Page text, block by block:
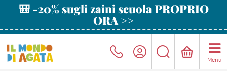
🎒 -20% sugli zaini scuola PROPRIO
ORA >>
Menu